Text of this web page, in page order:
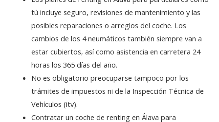
tú incluye seguro, revisiones de mantenimiento y las
posibles reparaciones o arreglos del coche. Los
cambios de los 4 neumáticos también siempre van a
estar cubiertos, así como asistencia en carretera 24
horas los 365 días del año.
No es obligatorio preocuparse tampoco por los
trámites de impuestos ni de la Inspección Técnica de
Vehículos (itv).
Contratar un coche de renting en Álava para